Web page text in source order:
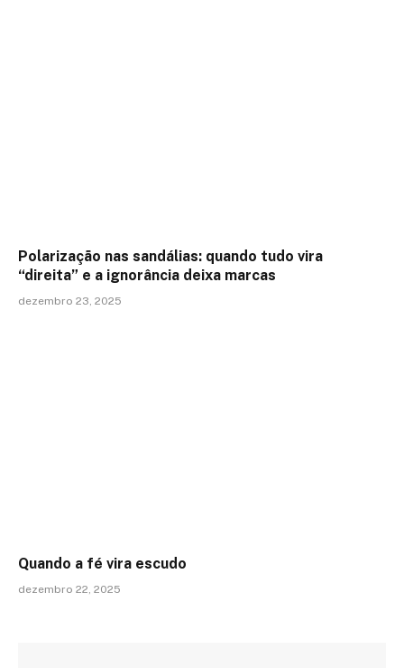
Polarização nas sandálias: quando tudo vira
“direita” e a ignorância deixa marcas
dezembro 23, 2025
Quando a fé vira escudo
dezembro 22, 2025